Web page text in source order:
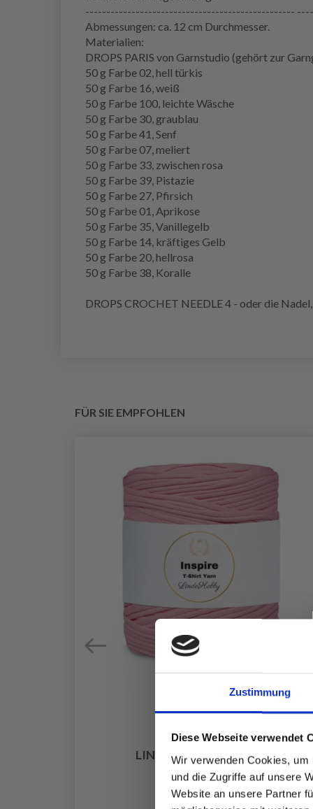
Zustimmung
Diese Webseite verwendet
Wir verwenden Cookies,
und die Zugriffe auf unsere
Website an unsere Partner
--------------------------------------------------
Abmessungen: ca. 12 cm Durchmesser.
Materialien:
DROPS PARIS von Garnstudio (gehört zur
50 g Farbe 02, hell türkis
50 g Farbe 16, weiß
50 g Farbe 100, leichte Wäsche
50 g Farbe 30, graublau
50 g Farbe 41, Senf
50 g Farbe 07, meliert
50 g Farbe 33, zwischen rosa
50 g Farbe 39, Pistazie
50 g Farbe 27, Pfirsich
50 g Farbe 01, Aprikose
50 g Farbe 35, Vanillegelb
50 g Farbe 14, kräftiges Gelb
50 g Farbe 20, hellrosa
50 g Farbe 38, Koralle
DROPS CROCHET NEEDLE 4 - oder die
FÜR SIE EMPFOHLEN
LINDEHOBBY INSPIRE
EUR 8.95